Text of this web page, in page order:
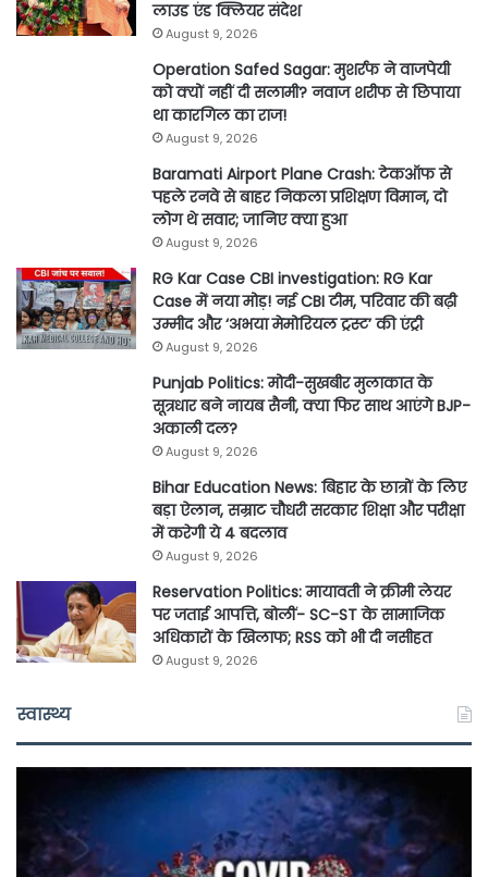
लाउड एंड क्लियर संदेश
August 9, 2026
Operation Safed Sagar: मुशर्रफ ने वाजपेयी
को क्यों नहीं दी सलामी? नवाज शरीफ से छिपाया
था कारगिल का राज!
August 9, 2026
Baramati Airport Plane Crash: टेकऑफ से
पहले रनवे से बाहर निकला प्रशिक्षण विमान, दो
लोग थे सवार; जानिए क्या हुआ
August 9, 2026
RG Kar Case CBI investigation: RG Kar
Case में नया मोड़! नई CBI टीम, परिवार की बढ़ी
उम्मीद और ‘अभया मेमोरियल ट्रस्ट’ की एंट्री
August 9, 2026
Punjab Politics: मोदी-सुखबीर मुलाकात के
सूत्रधार बने नायब सैनी, क्या फिर साथ आएंगे BJP-
अकाली दल?
August 9, 2026
Bihar Education News: बिहार के छात्रों के लिए
बड़ा ऐलान, सम्राट चौधरी सरकार शिक्षा और परीक्षा
में करेगी ये 4 बदलाव
August 9, 2026
Reservation Politics: मायावती ने क्रीमी लेयर
पर जताई आपत्ति, बोलीं- SC-ST के सामाजिक
अधिकारों के खिलाफ; RSS को भी दी नसीहत
August 9, 2026
स्वास्थ्य